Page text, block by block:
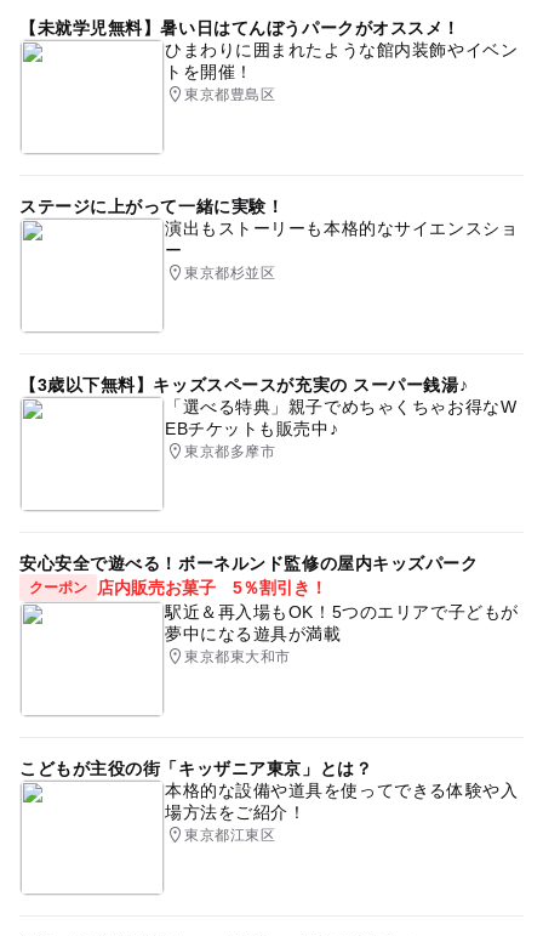
【未就学児無料】暑い日はてんぼうパークがオススメ！
ひまわりに囲まれたような館内装飾やイベン
トを開催！
東京都豊島区
ステージに上がって一緒に実験！
演出もストーリーも本格的なサイエンスショ
ー
東京都杉並区
【3歳以下無料】キッズスペースが充実の スーパー銭湯♪
「選べる特典」親子でめちゃくちゃお得なW
EBチケットも販売中♪
東京都多摩市
安心安全で遊べる！ボーネルンド監修の屋内キッズパーク
クーポン
店内販売お菓子 5％割引き！
駅近＆再入場もOK！5つのエリアで子どもが
夢中になる遊具が満載
東京都東大和市
こどもが主役の街「キッザニア東京」とは？
本格的な設備や道具を使ってできる体験や入
場方法をご紹介！
東京都江東区